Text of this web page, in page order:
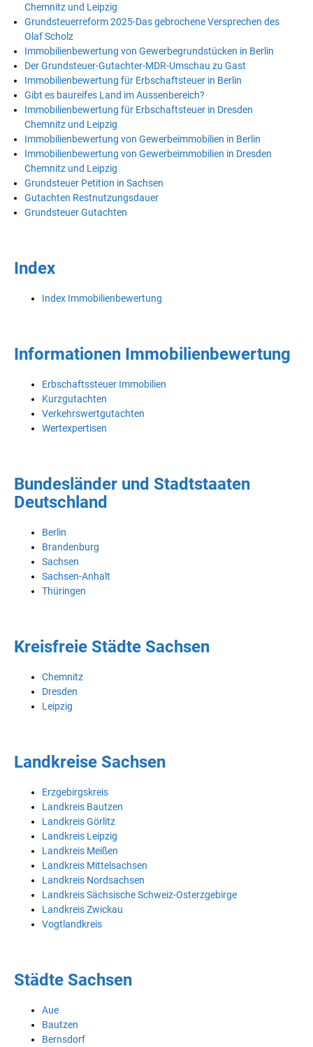
Chemnitz und Leipzig
Grundsteuerreform 2025-Das gebrochene Versprechen des
Olaf Scholz
Immobilienbewertung von Gewerbegrundstücken in Berlin
Der Grundsteuer-Gutachter-MDR-Umschau zu Gast
Immobilienbewertung für Erbschaftsteuer in Berlin
Gibt es baureifes Land im Aussenbereich?
Immobilienbewertung für Erbschaftsteuer in Dresden
Chemnitz und Leipzig
Immobilienbewertung von Gewerbeimmobilien in Berlin
Immobilienbewertung von Gewerbeimmobilien in Dresden
Chemnitz und Leipzig
Grundsteuer Petition in Sachsen
Gutachten Restnutzungsdauer
Grundsteuer Gutachten
Index
Index Immobilienbewertung
Informationen Immobilienbewertung
Erbschaftssteuer Immobilien
Kurzgutachten
Verkehrswertgutachten
Wertexpertisen
Bundesländer und Stadtstaaten
Deutschland
Berlin
Brandenburg
Sachsen
Sachsen-Anhalt
Thüringen
Kreisfreie Städte Sachsen
Chemnitz
Dresden
Leipzig
Landkreise Sachsen
Erzgebirgskreis
Landkreis Bautzen
Landkreis Görlitz
Landkreis Leipzig
Landkreis Meißen
Landkreis Mittelsachsen
Landkreis Nordsachsen
Landkreis Sächsische Schweiz-Osterzgebirge
Landkreis Zwickau
Vogtlandkreis
Städte Sachsen
Aue
Bautzen
Bernsdorf